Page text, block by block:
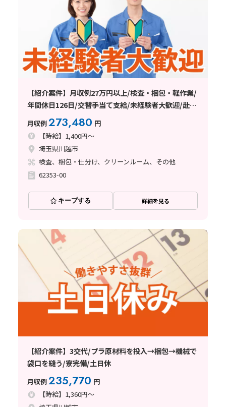
【紹介案件】月収例27万円以上/検査・梱包・軽作業/
年間休日126日/交替手当て支給/未経験者大歓迎/赴任
費支給/20～40代の男女性活躍中/日払い・週払い制度
あり
月収例273,480 円
【時給】1,400円～
埼玉県川越市
検査、梱包・仕分け、クリーンルーム、その他
62353-00
キープする 詳細を見る
【紹介案件】3交代/プラ原材料を投入→梱包→機械で
袋口を縫う/寮完備/土日休
月収例235,770 円
【時給】1,360円～